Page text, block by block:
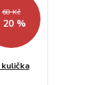
68 Kč
20 %